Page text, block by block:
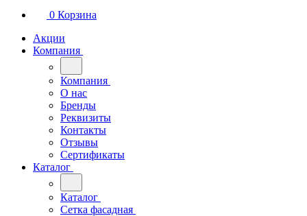
0 Корзина
Акции
Компания
Компания
О нас
Бренды
Реквизиты
Контакты
Отзывы
Сертификаты
Каталог
Каталог
Сетка фасадная